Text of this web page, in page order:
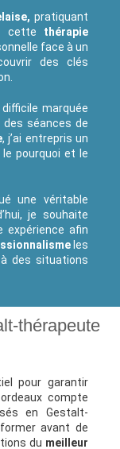
pratiquant
cette thérapie
face à un
des clés
marquée
des séances de
, j’ai entrepris un
pourquoi et le
une véritable
je souhaite
expérience afin
les
des situations
thérapeute
pour garantir
compte
en Gestalt-
avant de
du meilleur